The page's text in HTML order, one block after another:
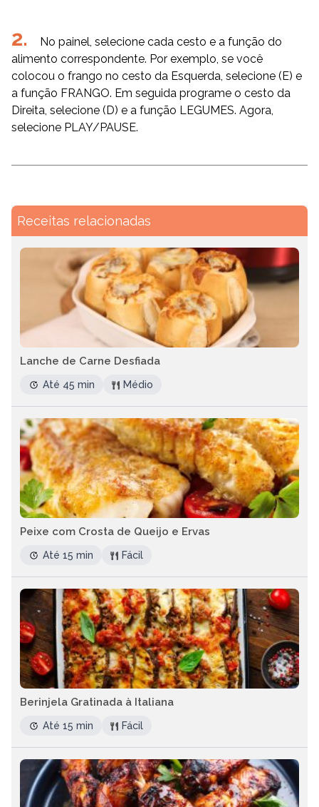
No painel, selecione cada cesto e a função do
alimento correspondente. Por exemplo, se você
colocou o frango no cesto da Esquerda, selecione (E) e
a função FRANGO. Em seguida programe o cesto da
Direita, selecione (D) e a função LEGUMES. Agora,
selecione PLAY/PAUSE.
Receitas relacionadas
Lanche de Carne Desfiada
Até 45 min Médio
Peixe com Crosta de Queijo e Ervas
Até 15 min Fácil
Berinjela Gratinada à Italiana
Até 15 min Fácil